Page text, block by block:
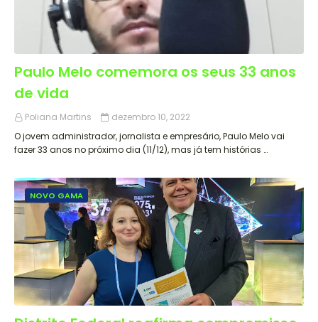
Paulo Melo comemora os seus 33 anos
de vida
Poliana Martins
dezembro 10, 2022
O jovem administrador, jornalista e empresário, Paulo Melo vai
fazer 33 anos no próximo dia (11/12), mas já tem histórias …
NOVO GAMA